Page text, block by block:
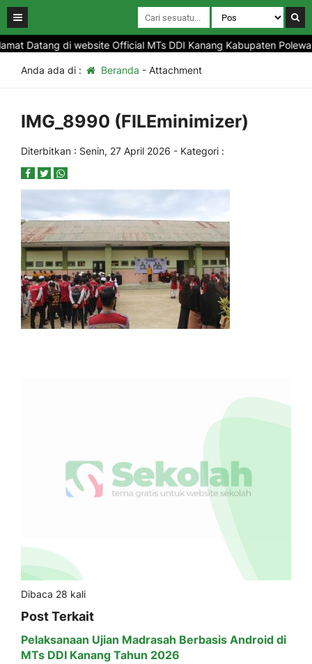
Datang di website Official MTs DDI Kanang Kabupaten Polewali
Anda ada di : Beranda - Attachment
IMG_8990 (FILEminimizer)
Diterbitkan : Senin, 27 April 2026 - Kategori :
Dibaca 28 kali
Post Terkait
Pelaksanaan Ujian Madrasah Berbasis Android di
MTs DDI Kanang Tahun 2026